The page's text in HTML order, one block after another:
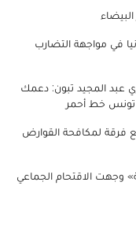
في مواجهة التضارب
عبد المجيد تبون: دعمك
تونس خط أحمر
فرقة لمكافحة القوارض
وجهت الاقتحام الجماعي